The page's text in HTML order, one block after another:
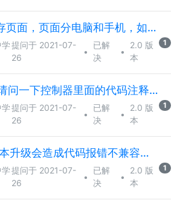
yii2.0 缓存页面，页面分电脑和手机，如何缓存？
提问于 2021-07-
26
•
已解
决
•
2.0 版
本
1
大佬们，请问一下控制器里面的代码注释的比较多，会影响性能吗？
提问于 2021-07-
26
•
已解
决
•
2.0 版
本
1
jQuery版本升级会造成代码报错不兼容吗？
提问于 2021-07-
26
•
已解
决
•
2.0 版
本
1